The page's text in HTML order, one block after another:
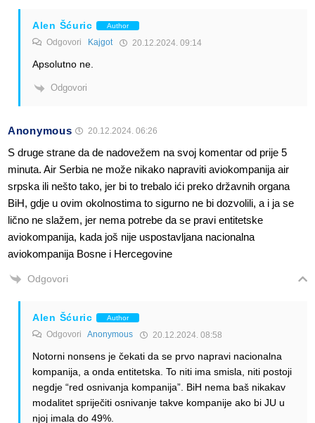
Alen Šćuric Author
Odgovori Kajgot 20.12.2024. 09:14
Apsolutno ne.
Odgovori
Anonymous 20.12.2024. 06:26
S druge strane da de nadovežem na svoj komentar od prije 5
minuta. Air Serbia ne može nikako napraviti aviokompanija air
srpska ili nešto tako, jer bi to trebalo ići preko državnih organa
BiH, gdje u ovim okolnostima to sigurno ne bi dozvolili, a i ja se
lično ne slažem, jer nema potrebe da se pravi entitetske
aviokompanija, kada još nije uspostavljana nacionalna
aviokompanija Bosne i Hercegovine
Odgovori
Alen Šćuric Author
Odgovori Anonymous 20.12.2024. 08:58
Notorni nonsens je čekati da se prvo napravi nacionalna
kompanija, a onda entitetska. To niti ima smisla, niti postoji
negdje “red osnivanja kompanija”. BiH nema baš nikakav
modalitet spriječiti osnivanje takve kompanije ako bi JU u
njoj imala do 49%.